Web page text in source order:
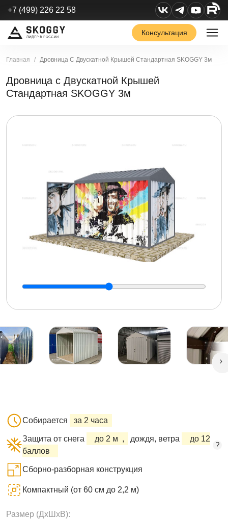
+7 (499) 226 22 58
Консультация
Главная Дровница С Двускатной Крышей Стандартная SKOGGY 3м
Дровница с Двускатной Крышей
Стандартная SKOGGY 3м
Собирается за 2 часа
Защита от снега до 2 м , дождя, ветра
до 12
баллов
?
Сборно-разборная конструкция
Компактный (от 60 см до 2,2 м)
Размер (ДxШxВ):